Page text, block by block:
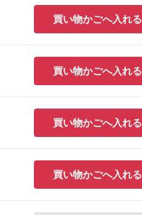
買い物かごへ入れる
買い物かごへ入れる
買い物かごへ入れる
買い物かごへ入れる